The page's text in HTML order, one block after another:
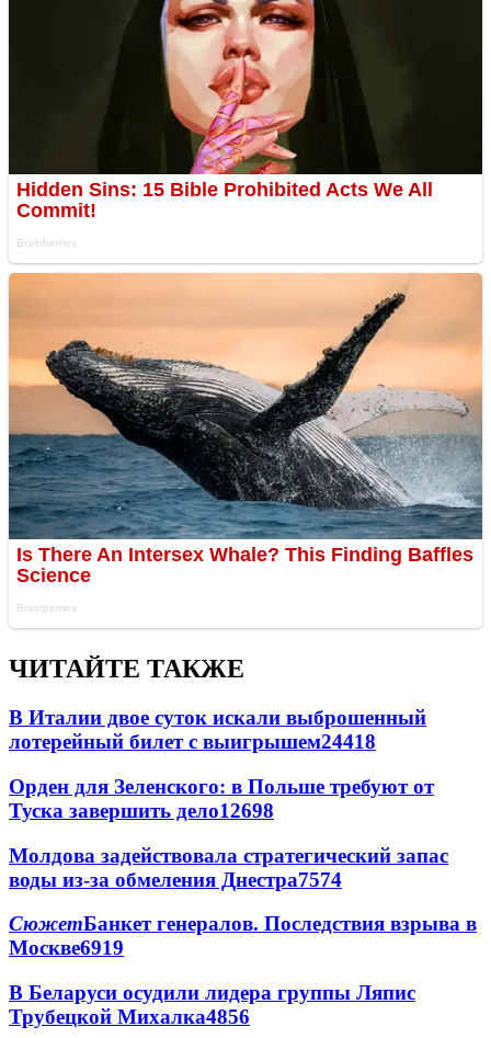
ЧИТАЙТЕ ТАКЖЕ
В Италии двое суток искали выброшенный
лотерейный билет с выигрышем24418
Орден для Зеленского: в Польше требуют от
Туска завершить дело12698
Молдова задействовала стратегический запас
воды из-за обмеления Днестра7574
СюжетБанкет генералов. Последствия взрыва в
Москве6919
В Беларуси осудили лидера группы Ляпис
Трубецкой Михалка4856